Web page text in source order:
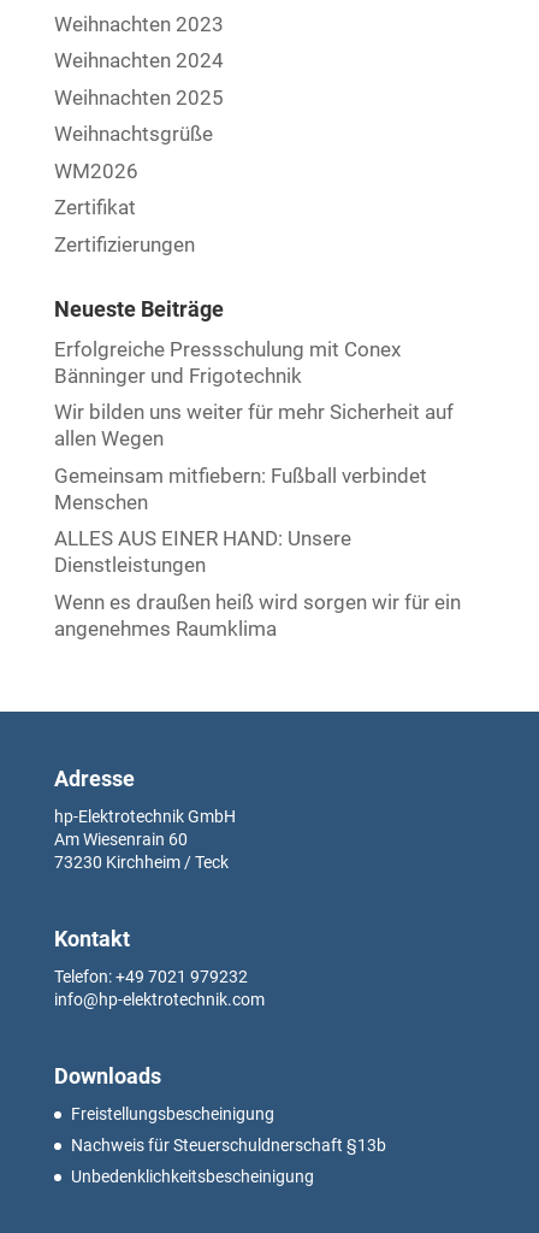
Weihnachten 2023
Weihnachten 2024
Weihnachten 2025
Weihnachtsgrüße
WM2026
Zertifikat
Zertifizierungen
Neueste Beiträge
Erfolgreiche Pressschulung mit Conex
Bänninger und Frigotechnik
Wir bilden uns weiter für mehr Sicherheit auf
allen Wegen
Gemeinsam mitfiebern: Fußball verbindet
Menschen
ALLES AUS EINER HAND: Unsere
Dienstleistungen
Wenn es draußen heiß wird sorgen wir für ein
angenehmes Raumklima
Adresse
hp-Elektrotechnik GmbH
Am Wiesenrain 60
73230 Kirchheim / Teck
Kontakt
Telefon: +49 7021 979232
info@hp-elektrotechnik.com
Downloads
Freistellungsbescheinigung
Nachweis für Steuerschuldnerschaft §13b
Unbedenklichkeitsbescheinigung